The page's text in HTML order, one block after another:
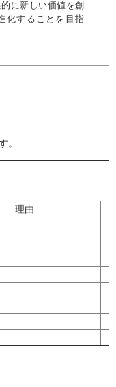
に新しい価値を創
化することを目指
。
理由